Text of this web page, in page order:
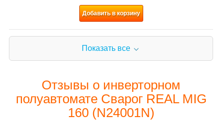
Добавить в корзину
Показать все
Отзывы о инверторном
полуавтомате Сварог REAL MIG
160 (N24001N)